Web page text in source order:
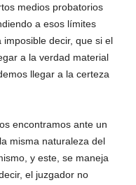
medios probatorios
a esos límites
decir, que si el
a la verdad material
llegar a la certeza
encontramos ante un
misma naturaleza del
y este, se maneja
el juzgador no